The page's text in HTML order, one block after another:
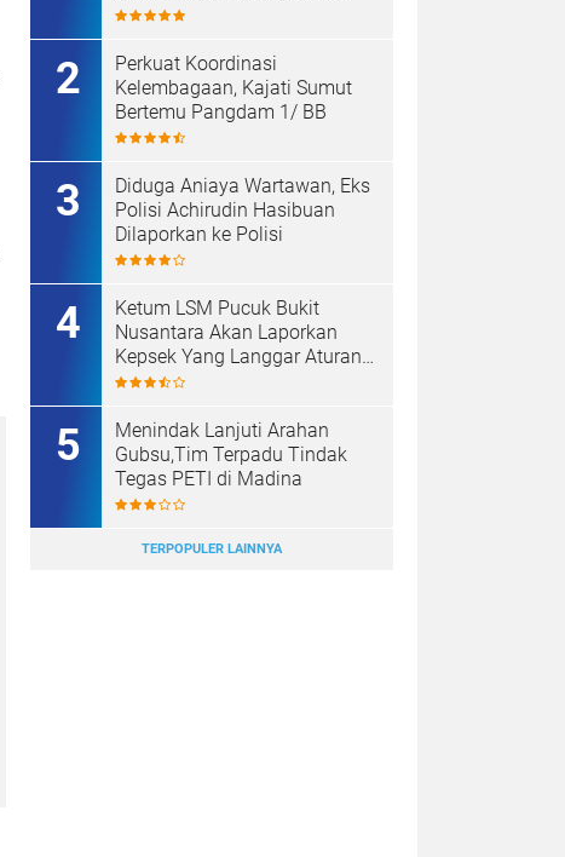
Barang Lagi
Perkuat Koordinasi
Kelembagaan, Kajati Sumut
Bertemu Pangdam 1/ BB
Diduga Aniaya Wartawan, Eks
Polisi Achirudin Hasibuan
Dilaporkan ke Polisi
Ketum LSM Pucuk Bukit
Nusantara Akan Laporkan
Kepsek Yang Langgar Aturan
Menteri ke APH , Terkait Dana
Menindak Lanjuti Arahan
Gubsu,Tim Terpadu Tindak
Tegas PETI di Madina
TERPOPULER LAINNYA